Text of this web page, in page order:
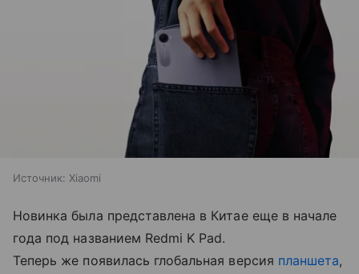
Источник: Xiaomi
Новинка была представлена в Китае еще в начале
года под названием Redmi K Pad.
Теперь же появилась глобальная версия планшета,